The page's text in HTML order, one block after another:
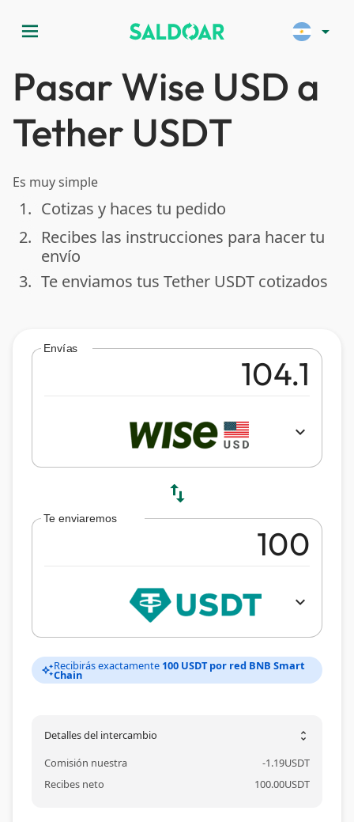
menu arrow_drop_down
Pasar Wise USD a
Tether USDT
Es muy simple
done
1. Cotizas y haces tu pedido
done
2. Recibes las instrucciones para hacer tu
envío
done
3. Te enviamos tus Tether USDT cotizados
Envías
expand_more
swap_vert
Te enviaremos
expand_more
auto_awesomeRecibirás exactamente 100 USDT por red BNB Smart
Chain
Detalles del intercambio unfold_more
Comisión nuestra -1.19USDT
Recibes neto
100.00USDT